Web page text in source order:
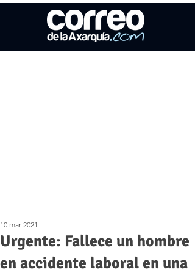
Urgente: Fallece un hombre
en accidente laboral en una
10 mar 2021